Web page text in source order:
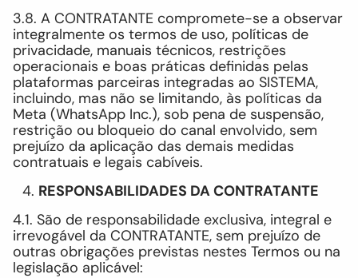
3.8. A CONTRATANTE compromete-se a observar
integralmente os termos de uso, políticas de
privacidade, manuais técnicos, restrições
operacionais e boas práticas definidas pelas
plataformas parceiras integradas ao SISTEMA,
incluindo, mas não se limitando, às políticas da
Meta (WhatsApp Inc.), sob pena de suspensão,
restrição ou bloqueio do canal envolvido, sem
prejuízo da aplicação das demais medidas
contratuais e legais cabíveis.
RESPONSABILIDADES DA CONTRATANTE
4.1. São de responsabilidade exclusiva, integral e
irrevogável da CONTRATANTE, sem prejuízo de
outras obrigações previstas nestes Termos ou na
legislação aplicável: